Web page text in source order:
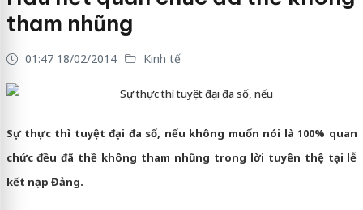
tham nhũng
01:47 18/02/2014 Kinh tế
Sự thực thì tuyệt đại đa số, nếu
Sự thực thì tuyệt đại đa số, nếu không muốn nói là 100% quan
chức đều đã thề không tham nhũng trong lời tuyên thệ tại lễ
kết nạp Đảng.